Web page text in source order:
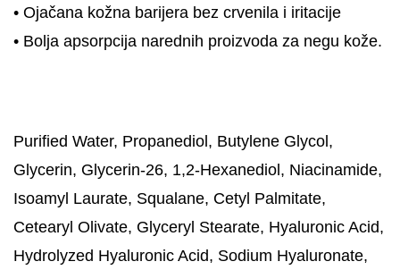
• Ojačana kožna barijera bez crvenila i iritacije
• Bolja apsorpcija narednih proizvoda za negu kože.
Purified Water, Propanediol, Butylene Glycol,
Glycerin, Glycerin-26, 1,2-Hexanediol, Niacinamide,
Isoamyl Laurate, Squalane, Cetyl Palmitate,
Cetearyl Olivate, Glyceryl Stearate, Hyaluronic Acid,
Hydrolyzed Hyaluronic Acid, Sodium Hyaluronate,